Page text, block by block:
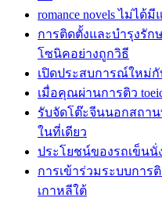
romance novels ไม่ไ
การติดตั้งและบำรุงรัก
โซนิคอย่างถูกวิธี
เปิดประสบการณ์ใหม่
เมื่อคุณผ่านการติว
รับจัดโต๊ะจีนนอกสถา
ในที่เดียว
ประโยชน์ของรถเข็นนั่
การเข้าร่วมระบบการ
เกาหลีใต้